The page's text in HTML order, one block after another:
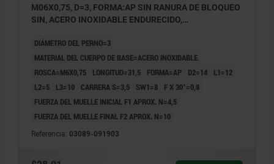
M06X0,75, D=3, FORMA:AP SIN RANURA DE BLOQUEO
SIN, ACERO INOXIDABLE ENDURECIDO,
DIÁMETRO DEL PERNO=3
MATERIAL DEL CUERPO DE BASE=ACERO INOXIDABLE
ROSCA=M6X0,75
LONGITUD=31,5 FORMA=AP D2=14
L1=12
L2=5
L3=10 CARRERA S=3,5 SW1=8
F X 30°=0,8
FUERZA DEL MUELLE INICIAL F1 APROX. N=4,5
FUERZA DEL MUELLE FINAL F2 APROX. N=10
Referencia: 03089-091903